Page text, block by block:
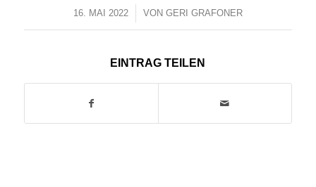
16. MAI 2022
/ VON GERI GRAFONER
EINTRAG TEILEN